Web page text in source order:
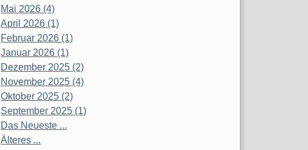
Mai 2026 (4)
April 2026 (1)
Februar 2026 (1)
Januar 2026 (1)
Dezember 2025 (2)
November 2025 (4)
Oktober 2025 (2)
September 2025 (1)
Das Neueste ...
Älteres ...